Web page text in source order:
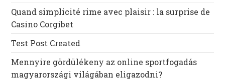
Quand simplicité rime avec plaisir : la surprise de
Casino Corgibet
Test Post Created
Mennyire gördülékeny az online sportfogadás
magyarországi világában eligazodni?